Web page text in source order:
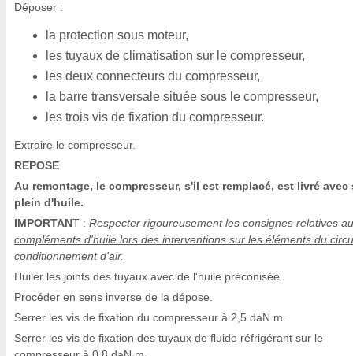
Déposer :
la protection sous moteur,
les tuyaux de climatisation sur le compresseur,
les deux connecteurs du compresseur,
la barre transversale située sous le compresseur,
les trois vis de fixation du compresseur.
Extraire le compresseur.
REPOSE
Au remontage, le compresseur, s'il est remplacé, est livré avec
plein d'huile.
IMPORTANT : Respecter rigoureusement les consignes relatives
compléments d'huile lors des interventions sur les éléments du
conditionnement d'air.
Huiler les joints des tuyaux avec de l'huile préconisée.
Procéder en sens inverse de la dépose.
Serrer les vis de fixation du compresseur à 2,5 daN.m.
Serrer les vis de fixation des tuyaux de fluide réfrigérant sur le